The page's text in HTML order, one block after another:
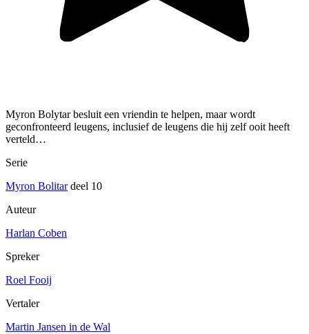
Myron Bolytar besluit een vriendin te helpen, maar wordt
geconfronteerd leugens, inclusief de leugens die hij zelf ooit heeft
verteld…
Serie
Myron Bolitardeel 10
Auteur
Harlan Coben
Spreker
Roel Fooij
Vertaler
Martin Jansen in de Wal